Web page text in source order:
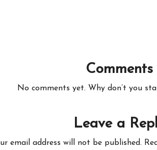
Comments
No comments yet. Why don’t you
Leave a
email address will not be published.